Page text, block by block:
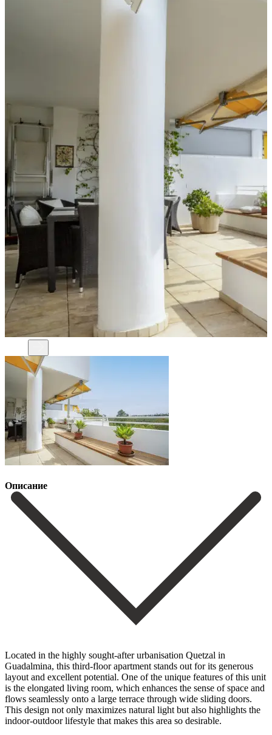
Описание
Located in the highly sought-after urbanisation Quetzal in
Guadalmina, this third-floor apartment stands out for its generous
layout and excellent potential. One of the unique features of this unit
is the elongated living room, which enhances the sense of space and
flows seamlessly onto a large terrace through wide sliding doors.
This design not only maximizes natural light but also highlights the
indoor-outdoor lifestyle that makes this area so desirable.